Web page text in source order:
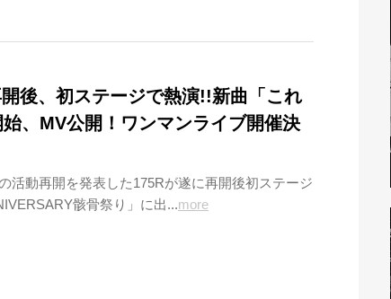
後、初ステージで熱演!!新曲「これ
、MV公開！ワンマンライブ開催決
活動再開を発表した175Rが遂に再開後初ステージ
骸骨祭り」に出...more